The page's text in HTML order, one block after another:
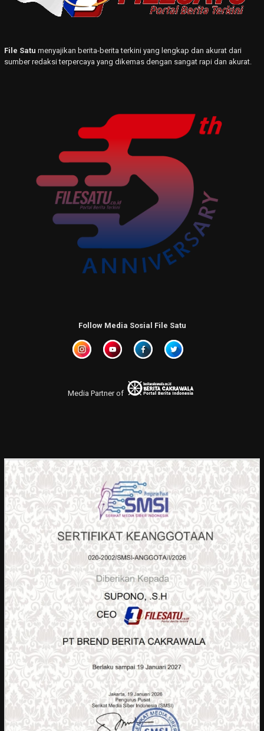
File Satu menyajikan berita-berita terkini yang lengkap dan akurat dari
sumber redaksi terpercaya yang dikemas dengan sangat rapi dan akurat.
Follow Media Sosial File Satu
Media Partner of